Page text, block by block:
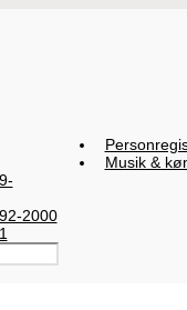
2000
Musik &